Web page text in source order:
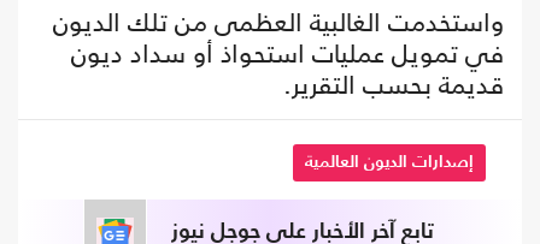
واستخدمت الغالبية العظمى من تلك الديون
في تمويل عمليات استحواذ أو سداد ديون
قديمة بحسب التقرير.
إصدارات الديون العالمية
تابع آخر الأخبار على جوجل نيوز